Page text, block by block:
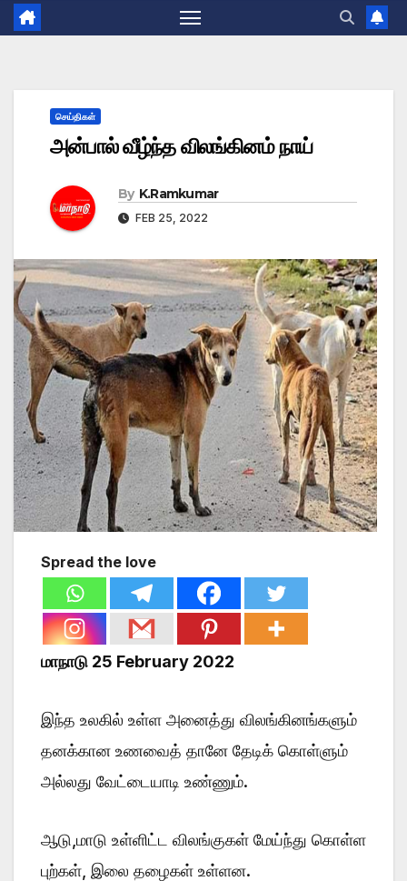
செய்திகள்
அன்பால் வீழ்ந்த விலங்கினம் நாய்
By K.Ramkumar
FEB 25, 2022
Spread the love
மாநாடு 25 February 2022
இந்த உலகில் உள்ள அனைத்து விலங்கினங்களும்
தனக்கான உணவைத் தானே தேடிக் கொள்ளும்
அல்லது வேட்டையாடி உண்ணும்.
ஆடு,மாடு உள்ளிட்ட விலங்குகள் மேய்ந்து கொள்ள
புற்கள், இலை தழைகள் உள்ளன.